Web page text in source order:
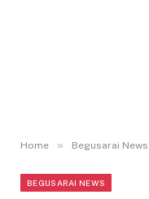
Home » Begusarai News
BEGUSARAI NEWS